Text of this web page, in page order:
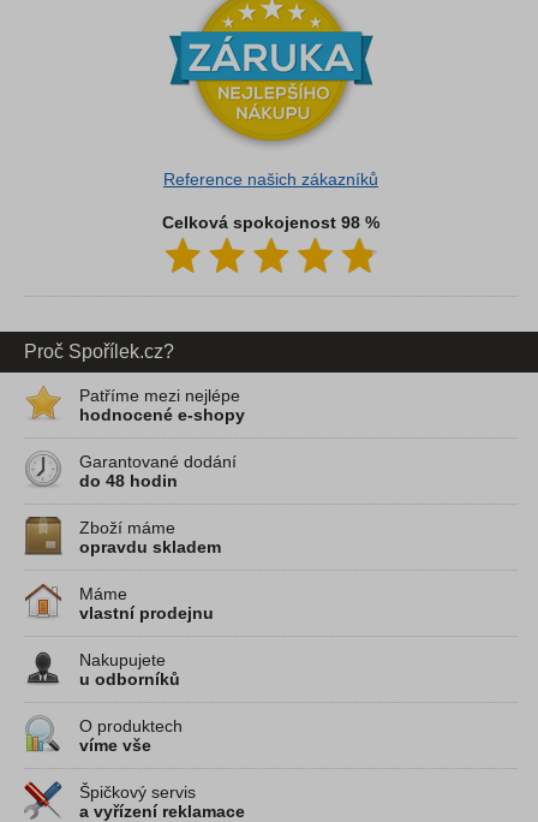
Reference našich zákazníků
Celková spokojenost 98 %
Proč Spořílek.cz?
Patříme mezi nejlépe
hodnocené e-shopy
Garantované dodání
do 48 hodin
Zboží máme
opravdu skladem
Máme
vlastní prodejnu
Nakupujete
u odborníků
O produktech
víme vše
Špičkový servis
a vyřízení reklamace